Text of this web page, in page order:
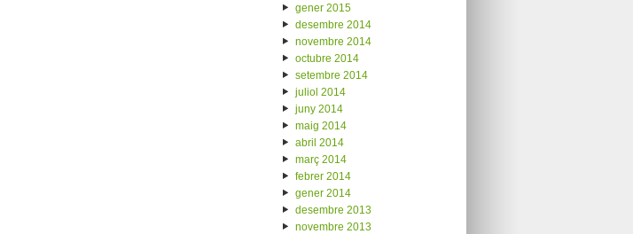
gener 2015
desembre 2014
novembre 2014
octubre 2014
setembre 2014
juliol 2014
juny 2014
maig 2014
abril 2014
març 2014
febrer 2014
gener 2014
desembre 2013
novembre 2013